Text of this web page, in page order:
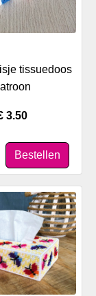
tissuedoos
3.50